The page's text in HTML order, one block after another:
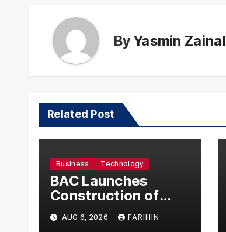
ByYasmin Zainal
Related Post
Business Technology
BAC Launches
Construction of
US$150 Million
Manufacturing
AUG 6, 2026 FARIHIN